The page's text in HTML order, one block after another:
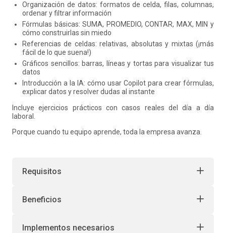
Organización de datos: formatos de celda, filas, columnas,
ordenar y filtrar información
Fórmulas básicas: SUMA, PROMEDIO, CONTAR, MAX, MIN y
cómo construirlas sin miedo
Referencias de celdas: relativas, absolutas y mixtas (¡más
fácil de lo que suena!)
Gráficos sencillos: barras, líneas y tortas para visualizar tus
datos
Introducción a la IA: cómo usar Copilot para crear fórmulas,
explicar datos y resolver dudas al instante
Incluye ejercicios prácticos con casos reales del día a día
laboral.
Porque cuando tu equipo aprende, toda la empresa avanza.
Requisitos
Beneficios
Implementos necesarios